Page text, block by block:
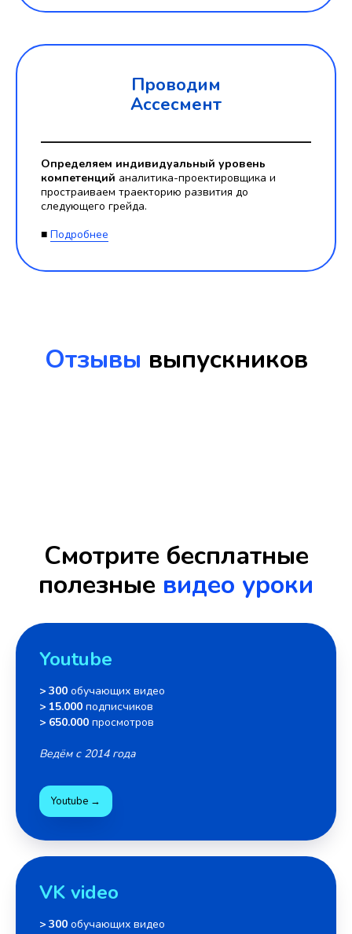
Проводим
Ассесмент
Определяем индивидуальный уровень
компетенций аналитика-проектировщика и
простраиваем траекторию развития до
следующего грейда.
■ Подробнее
Отзывы выпускников
Смотрите бесплатные
полезные видео уроки
Youtube
> 300 обучающих видео
> 15.000 подписчиков
> 650.000 просмотров
Ведём с 2014 года
Youtube →
VK video
> 300 обучающих видео